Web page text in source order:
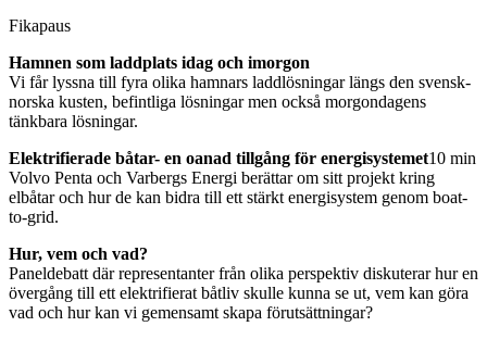
Fikapaus
Hamnen som laddplats idag och imorgon
Vi får lyssna till fyra olika hamnars laddlösningar längs den svensk-
norska kusten, befintliga lösningar men också morgondagens
tänkbara lösningar.
Elektrifierade båtar- en oanad tillgång för energisystemet10 min
Volvo Penta och Varbergs Energi berättar om sitt projekt kring
elbåtar och hur de kan bidra till ett stärkt energisystem genom boat-
to-grid.
Hur, vem och vad?
Paneldebatt där representanter från olika perspektiv diskuterar hur en
övergång till ett elektrifierat båtliv skulle kunna se ut, vem kan göra
vad och hur kan vi gemensamt skapa förutsättningar?